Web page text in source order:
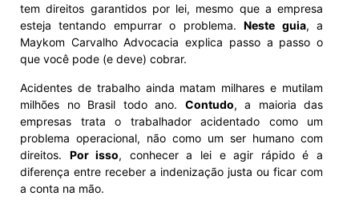
tem direitos garantidos por lei, mesmo que a empresa
esteja tentando empurrar o problema.Neste guia, a
Maykom Carvalho Advocacia explica passo a passo o
que você pode (e deve) cobrar.
Acidentes de trabalho ainda matam milhares e mutilam
milhões no Brasil todo ano. Contudo, a maioria das
empresas trata o trabalhador acidentado como um
problema operacional, não como um ser humano com
direitos. Por isso, conhecer a lei e agir rápido é a
diferença entre receber a indenização justa ou ficar com
a conta na mão.